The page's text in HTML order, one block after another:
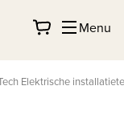
Menu
Elektrische